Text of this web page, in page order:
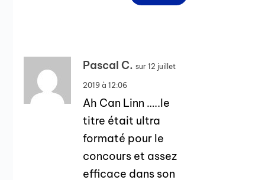
Pascal C. sur 12 juillet
2019 à 12:06
Ah Can Linn …..le
titre était ultra
formaté pour le
concours et assez
efficace dans son